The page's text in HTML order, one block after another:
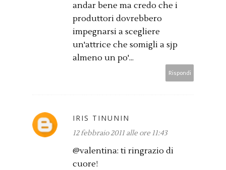
andar bene ma credo che i
produttori dovrebbero
impegnarsi a scegliere
un'attrice che somigli a sjp
almeno un po'...
Rispondi
IRIS TINUNIN
12 febbraio 2011 alle ore 11:43
@valentina: ti ringrazio di
cuore!